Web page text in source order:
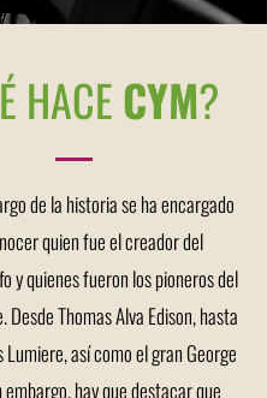
HACECYM?
de la historia se ha encargado
quien fue el creador del
y quienes fueron los pioneros del
Thomas Alva Edison, hasta
Lumiere, así como el gran George
embargo, hay que destacar que